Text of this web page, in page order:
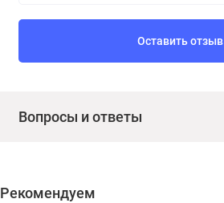
Оставить отзыв
Вопросы и ответы
Рекомендуем